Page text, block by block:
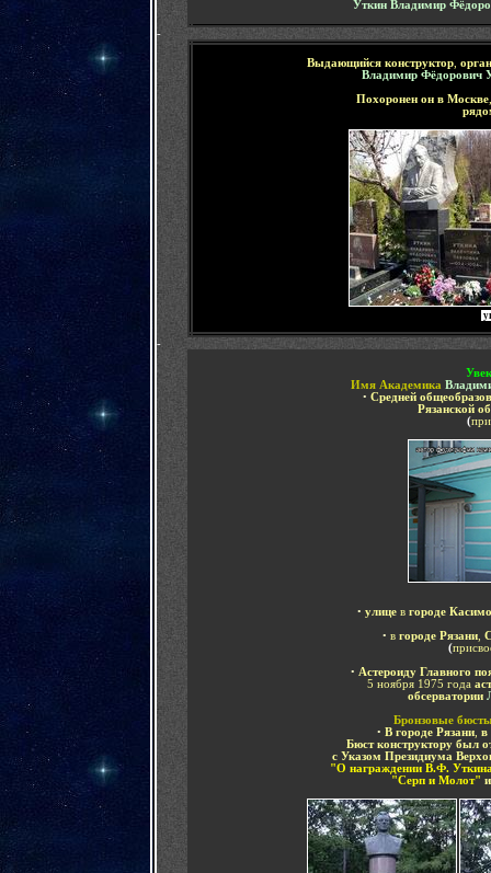
Уткин Владимир
-
Выдающийся конструктор,
Владимир Фёдорович
Похоронен он в Москве,
-
Имя Академика
• Средней
Рязанской
(
• улице в городе
• в городе Рязани
(
• Астероиду Главного
5 ноября 1975 года
обсерватории
Бронзовые
• В городе Рязани в
Бюст конструктору был
с Указом Президиума
"О награждении В.Ф.
"Серп и Молот"